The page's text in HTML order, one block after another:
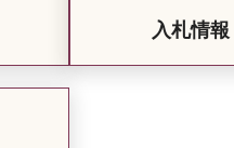
入札情報